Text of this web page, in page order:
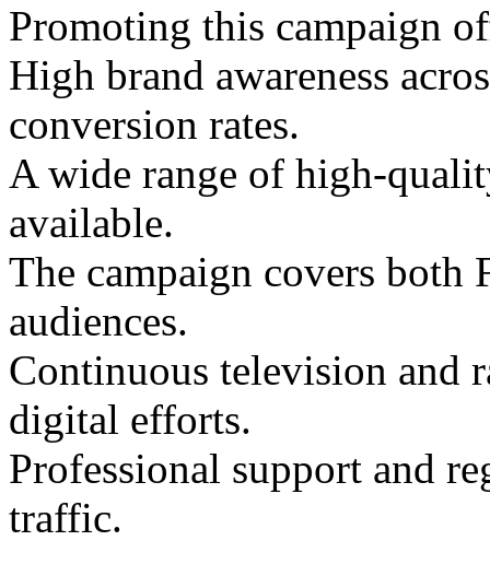
Promoting this campaign
High brand awareness
conversion rates.
A wide range of high-
available.
The campaign covers both
audiences.
Continuous television and
digital efforts.
Professional support and
traffic.